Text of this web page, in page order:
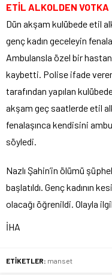
ETİL ALKOLDEN VOTKA
Dün akşam kulübede etil
genç kadın geceleyin
Ambulansla özel bir
kaybetti. Polise ifade
tarafından yapılan
akşam geç saatlerde etil
fenalaşınca kendisini
söyledi.
Nazlı Şahin’in ölümü
başlatıldı. Genç kadının
olacağı öğrenildi. Olayla
İHA
ETİKETLER: manset